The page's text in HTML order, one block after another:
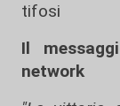
tifosi
Il
network